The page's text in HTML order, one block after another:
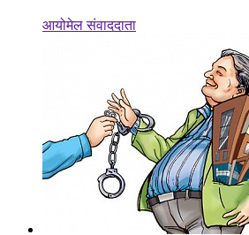
आयोमेल संवाददाता